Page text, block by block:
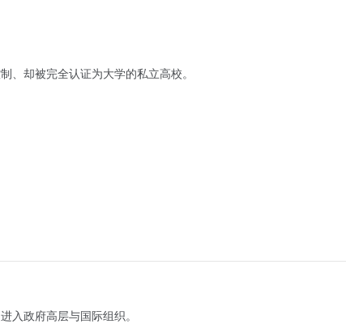
、却被完全认证为大学的私立高校。
入政府高层与国际组织。